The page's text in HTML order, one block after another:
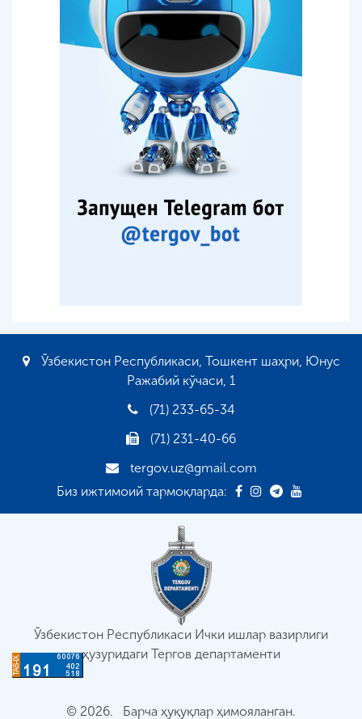
Ўзбекистон Республикаси, Тошкент шаҳри, Юнус
Ражабий кўчаси, 1
(71) 233-65-34
(71) 231-40-66
tergov.uz@gmail.com
Биз ижтимоий тармоқларда:
Ўзбекистон Республикаси Ички ишлар вазирлиги
ҳузуридаги Тергов департаменти
© 2026. Барча ҳуқуқлар ҳимояланган.